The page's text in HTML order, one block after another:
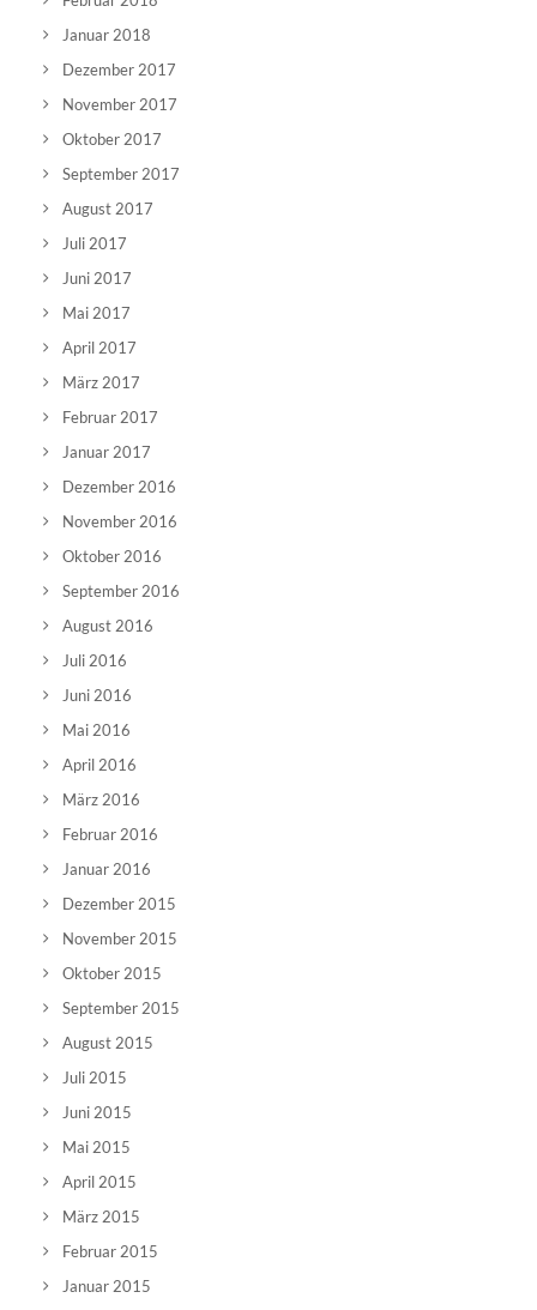
Januar 2018
Dezember 2017
November 2017
Oktober 2017
September 2017
August 2017
Juli 2017
Juni 2017
Mai 2017
April 2017
März 2017
Februar 2017
Januar 2017
Dezember 2016
November 2016
Oktober 2016
September 2016
August 2016
Juli 2016
Juni 2016
Mai 2016
April 2016
März 2016
Februar 2016
Januar 2016
Dezember 2015
November 2015
Oktober 2015
September 2015
August 2015
Juli 2015
Juni 2015
Mai 2015
April 2015
März 2015
Februar 2015
Januar 2015